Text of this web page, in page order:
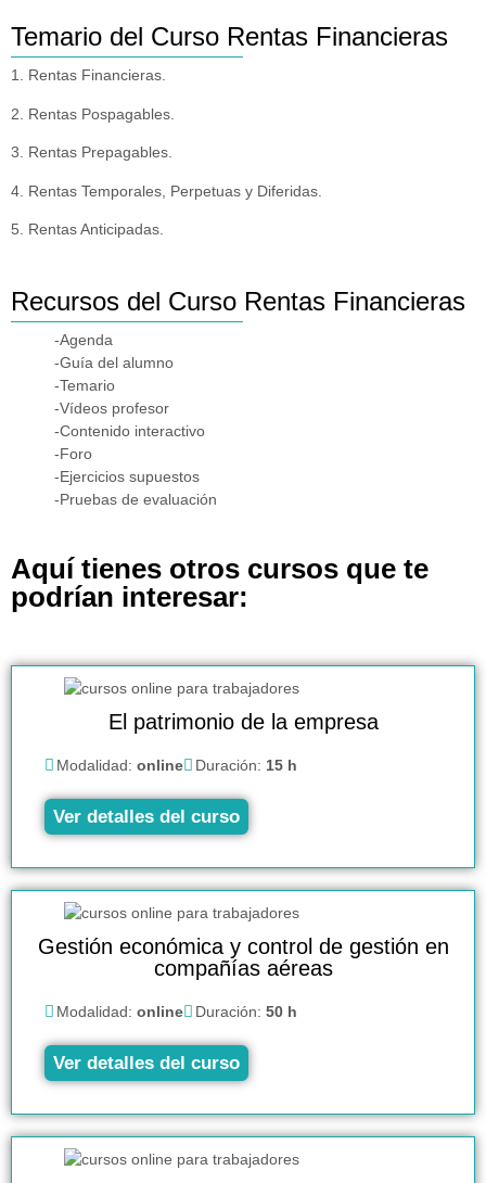
Temario del Curso Rentas Financieras
1. Rentas Financieras.
2. Rentas Pospagables.
3. Rentas Prepagables.
4. Rentas Temporales, Perpetuas y Diferidas.
5. Rentas Anticipadas.
Recursos del Curso Rentas Financieras
-Agenda
-Guía del alumno
-Temario
-Vídeos profesor
-Contenido interactivo
-Foro
-Ejercicios supuestos
-Pruebas de evaluación
Aquí tienes otros cursos que te
podrían interesar:
El patrimonio de la empresa
Modalidad: online Duración: 15 h
Ver detalles del curso
Gestión económica y control de gestión en
compañías aéreas
Modalidad: online Duración: 50 h
Ver detalles del curso